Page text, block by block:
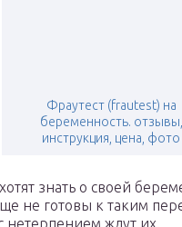
Фраутест (frautest) на
беременность. отзывы,
инструкция, цена, фото
знать о своей
не готовы к таким
нетерпением ждут их.